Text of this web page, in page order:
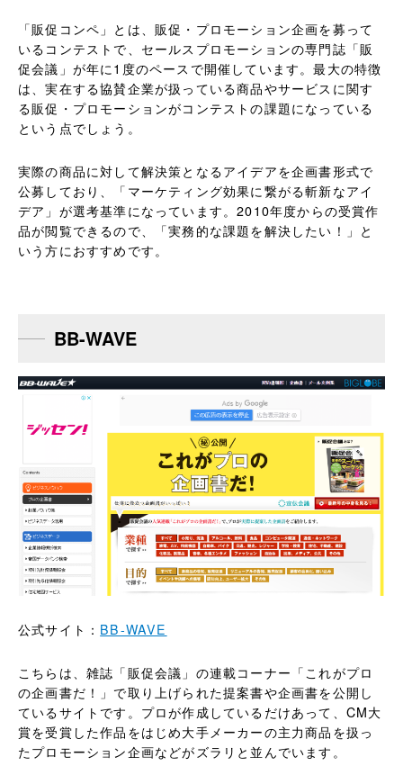
「販促コンペ」とは、販促・プロモーション企画を募って
いるコンテストで、セールスプロモーションの専門誌「販
促会議」が年に1度のペースで開催しています。最大の特徴
は、実在する協賛企業が扱っている商品やサービスに関す
る販促・プロモーションがコンテストの課題になっている
という点でしょう。
実際の商品に対して解決策となるアイデアを企画書形式で
公募しており、「マーケティング効果に繋がる斬新なアイ
デア」が選考基準になっています。2010年度からの受賞作
品が閲覧できるので、「実務的な課題を解決したい！」と
いう方におすすめです。
BB-WAVE
公式サイト： BB-WAVE
こちらは、雑誌「販促会議」の連載コーナー「これがプロ
の企画書だ！」で取り上げられた提案書や企画書を公開し
ているサイトです。プロが作成しているだけあって、CM大
賞を受賞した作品をはじめ大手メーカーの主力商品を扱っ
たプロモーション企画などがズラリと並んでいます。